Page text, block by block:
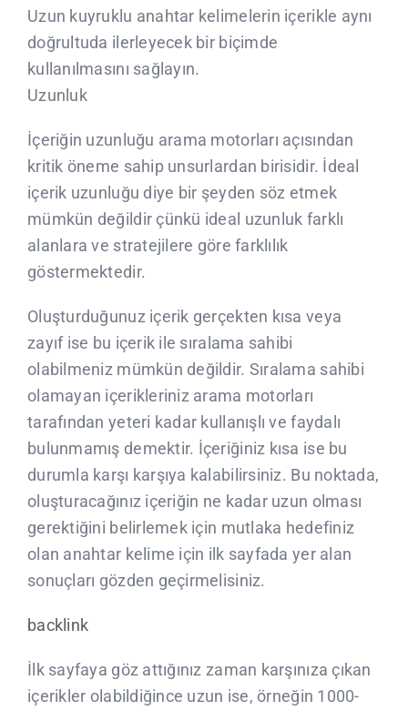
Uzun kuyruklu anahtar kelimelerin içerikle aynı
doğrultuda ilerleyecek bir biçimde
kullanılmasını sağlayın.
Uzunluk
İçeriğin uzunluğu arama motorları açısından
kritik öneme sahip unsurlardan birisidir. İdeal
içerik uzunluğu diye bir şeyden söz etmek
mümkün değildir çünkü ideal uzunluk farklı
alanlara ve stratejilere göre farklılık
göstermektedir.
Oluşturduğunuz içerik gerçekten kısa veya
zayıf ise bu içerik ile sıralama sahibi
olabilmeniz mümkün değildir. Sıralama sahibi
olamayan içerikleriniz arama motorları
tarafından yeteri kadar kullanışlı ve faydalı
bulunmamış demektir. İçeriğiniz kısa ise bu
durumla karşı karşıya kalabilirsiniz. Bu noktada,
oluşturacağınız içeriğin ne kadar uzun olması
gerektiğini belirlemek için mutlaka hedefiniz
olan anahtar kelime için ilk sayfada yer alan
sonuçları gözden geçirmelisiniz.
backlink
İlk sayfaya göz attığınız zaman karşınıza çıkan
içerikler olabildiğince uzun ise, örneğin 1000-